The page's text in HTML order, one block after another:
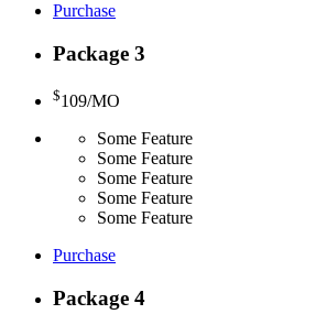
Purchase
Package 3
$109/MO
Some Feature
Some Feature
Some Feature
Some Feature
Some Feature
Purchase
Package 4